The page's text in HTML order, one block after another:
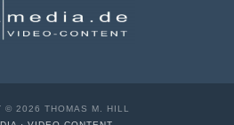
© 2026 THOMAS M. HILL